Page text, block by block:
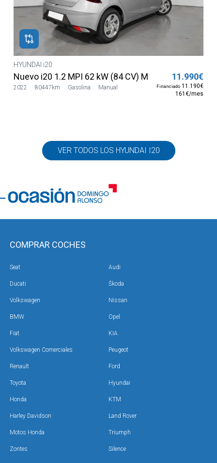
HYUNDAI i20
Nuevo i20 1.2 MPI 62 kW (84 CV) MT5 2WD Sense
2022 80447km Gasolina Manual
11.990€
Financiado 11.190€
161€/mes
VER TODOS LOS HYUNDAI I20
COMPRAR COCHES
Seat Audi
Ducati Škoda
Volkswagen Nissan
BMW Opel
Fiat KIA
Volkswagen Comerciales Peugeot
Renault Ford
Toyota Hyundai
Honda KTM
Harley Davidson Land Rover
Motos Honda Triumph
Zontes Silence